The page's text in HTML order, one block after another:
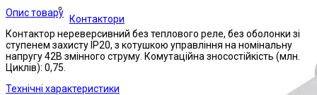
Контактори
Опис товару
Контактор нереверсивний без теплового реле, без оболонки зі
ступенем захисту IP20, з котушкою управління на номінальну
напругу 42В змінного струму. Комутаційна зносостійкість (млн.
Циклів): 0,75.
Технічні характеристики